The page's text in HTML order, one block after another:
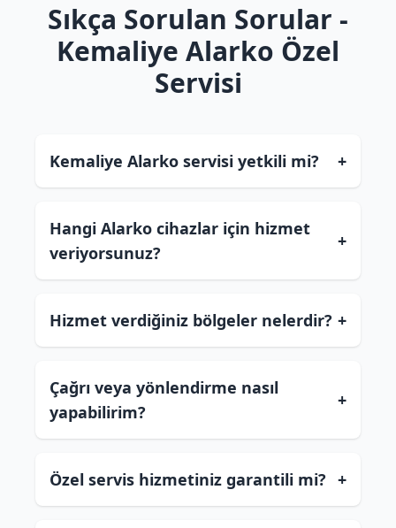
Sıkça Sorulan Sorular -
Kemaliye Alarko Özel
Servisi
Kemaliye Alarko servisi yetkili mi? +
Hangi Alarko cihazlar için hizmet
veriyorsunuz?
+
Hizmet verdiğiniz bölgeler nelerdir? +
Çağrı veya yönlendirme nasıl
yapabilirim?
+
Özel servis hizmetiniz garantili mi? +